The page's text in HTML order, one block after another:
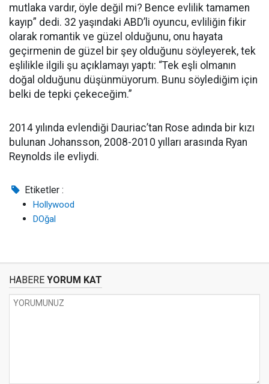
mutlaka vardır, öyle değil mi? Bence evlilik tamamen
kayıp” dedi. 32 yaşındaki ABD’li oyuncu, evliliğin fikir
olarak romantik ve güzel olduğunu, onu hayata
geçirmenin de güzel bir şey olduğunu söyleyerek, tek
eşlilikle ilgili şu açıklamayı yaptı: “Tek eşli olmanın
doğal olduğunu düşünmüyorum. Bunu söylediğim için
belki de tepki çekeceğim.”
2014 yılında evlendiği Dauriac’tan Rose adında bir kızı
bulunan Johansson, 2008-2010 yılları arasında Ryan
Reynolds ile evliydi.
Etiketler :
Hollywood
DOğal
HABERE YORUM KAT